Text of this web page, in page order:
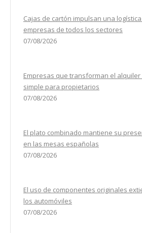
Cajas de cartón impulsan una
empresas de todos los sectores
07/08/2026
Empresas que transforman el
simple para propietarios
07/08/2026
El plato combinado mantiene su
en las mesas españolas
07/08/2026
El uso de componentes originales
los automóviles
07/08/2026